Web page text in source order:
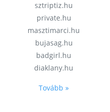
sztriptiz.hu
private.hu
masztimarci.hu
bujasag.hu
badgirl.hu
diaklany.hu
Tovább »